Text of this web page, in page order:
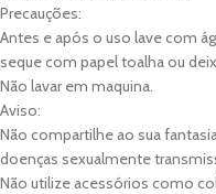
Precauções:
Antes e após o uso lave com
seque com papel toalha ou
Não lavar em maquina.
Aviso:
Não compartilhe ao sua
doenças sexualmente
Não utilize acessórios como